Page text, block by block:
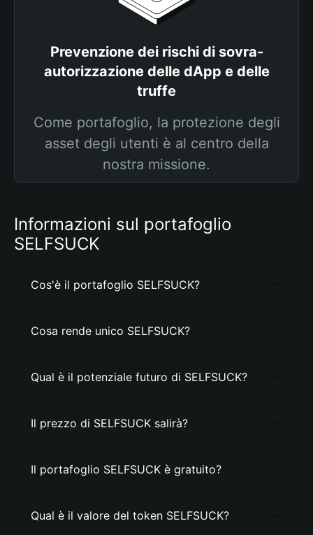
Prevenzione dei rischi di sovra-
autorizzazione delle dApp e delle
truffe
Come portafoglio, la protezione degli
asset degli utenti è al centro della
nostra missione.
Informazioni sul portafoglio
SELFSUCK
Cos'è il portafoglio SELFSUCK?
Cosa rende unico SELFSUCK?
Qual è il potenziale futuro di SELFSUCK?
Il prezzo di SELFSUCK salirà?
Il portafoglio SELFSUCK è gratuito?
Qual è il valore del token SELFSUCK?